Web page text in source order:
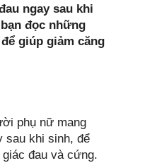
ngay sau khi
đọc những
giúp giảm căng
phụ nữ mang
sau khi sinh, để
đau và cứng.